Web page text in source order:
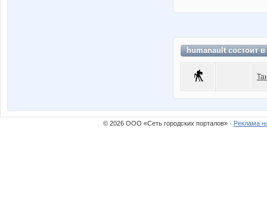
humanault состоит в
© 2026 ООО «Сеть городских порталов» · Реклама